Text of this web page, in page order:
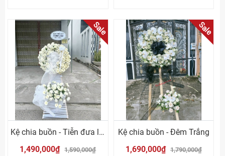
Sale
Kệ chia buồn - Tiễn đưa lần cuối
1,490,000₫ 1,590,000₫
Sale
Kệ chia buồn - Đêm Trắng
1,690,000₫ 1,790,000₫